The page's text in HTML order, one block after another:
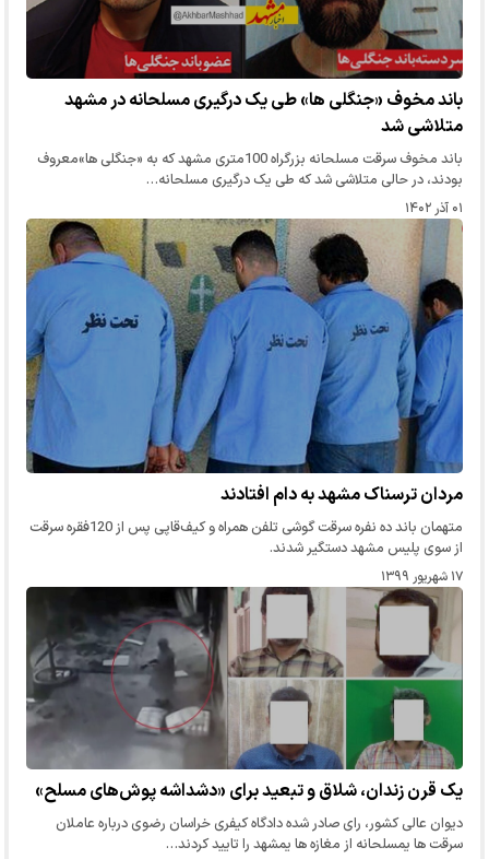
باند مخوف «جنگلی ها» طی یک درگیری مسلحانه در مشهد
متلاشی شد
باند مخوف سرقت مسلحانه بزرگراه 100متری مشهد که به «جنگلی ها»معروف
بودند، در حالی متلاشی شد که طی یک درگیری مسلحانه…
۰۱ آذر ۱۴۰۲
مردان ترسناک مشهد به دام افتادند
متهمان باند ده نفره سرقت گوشی تلفن همراه و کیف‌قاپی پس از 120فقره سرقت
از سوی پلیس مشهد دستگیر شدند.
۱۷ شهریور ۱۳۹۹
یک قرن زندان، شلاق و تبعید برای «دشداشه پوش‌های مسلح»
دیوان عالی کشور، رای صادر شده دادگاه کیفری خراسان رضوی درباره عاملان
سرقت ها یمسلحانه از مغازه ها یمشهد را تایید کردند…